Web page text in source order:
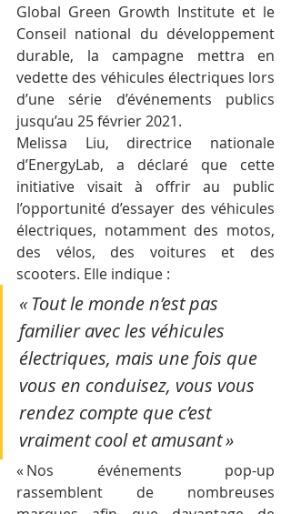
Global Green Growth Institute et le
Conseil national du développement
durable, la campagne mettra en
vedette des véhicules électriques lors
d’une série d’événements publics
jusqu’au 25 février 2021.
Melissa Liu, directrice nationale
d’EnergyLab, a déclaré que cette
initiative visait à offrir au public
l’opportunité d’essayer des véhicules
électriques, notamment des motos,
des vélos, des voitures et des
scooters. Elle indique :
« Tout le monde n’est pas
familier avec les véhicules
électriques, mais une fois que
vous en conduisez, vous vous
rendez compte que c’est
vraiment cool et amusant »
« Nos événements pop-up
rassemblent de nombreuses